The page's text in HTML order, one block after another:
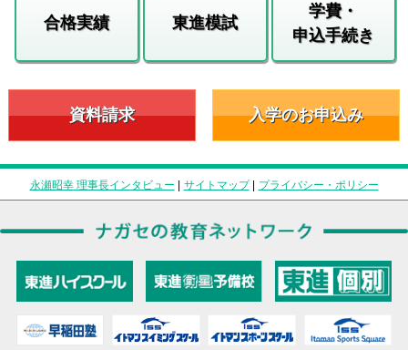
合格実績 東進模試
学費・
申込手続き
資料請求 入学のお申込み
永瀬昭幸 理事長インタビュー | サイトマップ| プライバシー・ポリシー